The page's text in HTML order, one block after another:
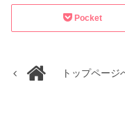
Pocket
トップページ